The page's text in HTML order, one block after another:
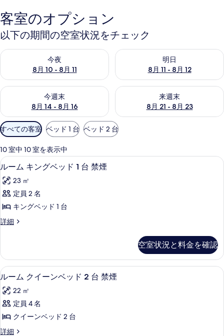
客室のオプション
以下の期間の空室状況をチェック
今夜
8月 10 - 8月 11
今夜 8月 10 - 8月 11 の空室状況をチェック
明日
8月 11 - 8月 12
明日 8月 11 - 8月 12 の空室状
今週末
8月 14 - 8月 16
今週末 8月 14 - 8月 16 の空室状況をチェック
来週末
8月 21 - 8月 23
来週末 8月 21 - 8月 23 の空室
利
用
可
能
な
客
室
の
り
条
件
すべての客室 ベッド 1 台 ベッド 2 台
10 室中 10 室を表示中
ル
ー
ム
キ
グ
ッ
ド
1
台
禁
煙
の
ピロートップベッド、セーフティボ
3
ルーム キングベッド 1 台 禁煙
23 ㎡
定員 2 名
キングベッド 1 台
詳細
ル
ン
グ
ベ
ド
禁
煙
空室状況と料金を確認
ル
ー
ム
ク
ルーム クイーンベッド 2 台 禁煙 |
3
ルーム クイーンベッド 2 台 禁煙
22 ㎡
定員 4 名
クイーンベッド 2 台
詳細
ル